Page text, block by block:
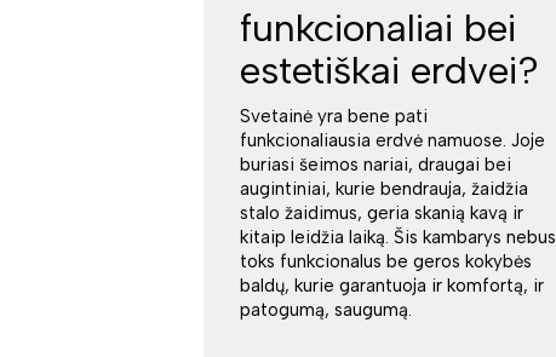
funkcionaliai bei
estetiškai erdvei?
Svetainė yra bene pati
funkcionaliausia erdvė namuose. Joje
buriasi šeimos nariai, draugai bei
augintiniai, kurie bendrauja, žaidžia
stalo žaidimus, geria skanią kavą ir
kitaip leidžia laiką. Šis kambarys nebus
toks funkcionalus be geros kokybės
baldų, kurie garantuoja ir komfortą, ir
patogumą, saugumą.